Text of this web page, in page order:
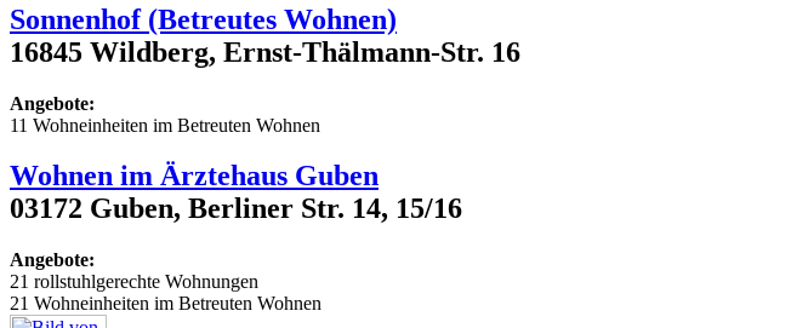
Sonnenhof (Betreutes Wohnen)
16845 Wildberg, Ernst-Thälmann-Str. 16
Angebote:
11 Wohneinheiten im Betreuten Wohnen
Wohnen im Ärztehaus Guben
03172 Guben, Berliner Str. 14, 15/16
Angebote:
21 rollstuhlgerechte Wohnungen
21 Wohneinheiten im Betreuten Wohnen